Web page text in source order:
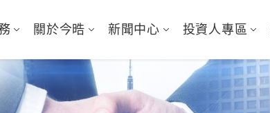
關於今晧 新聞中心 投資人專區